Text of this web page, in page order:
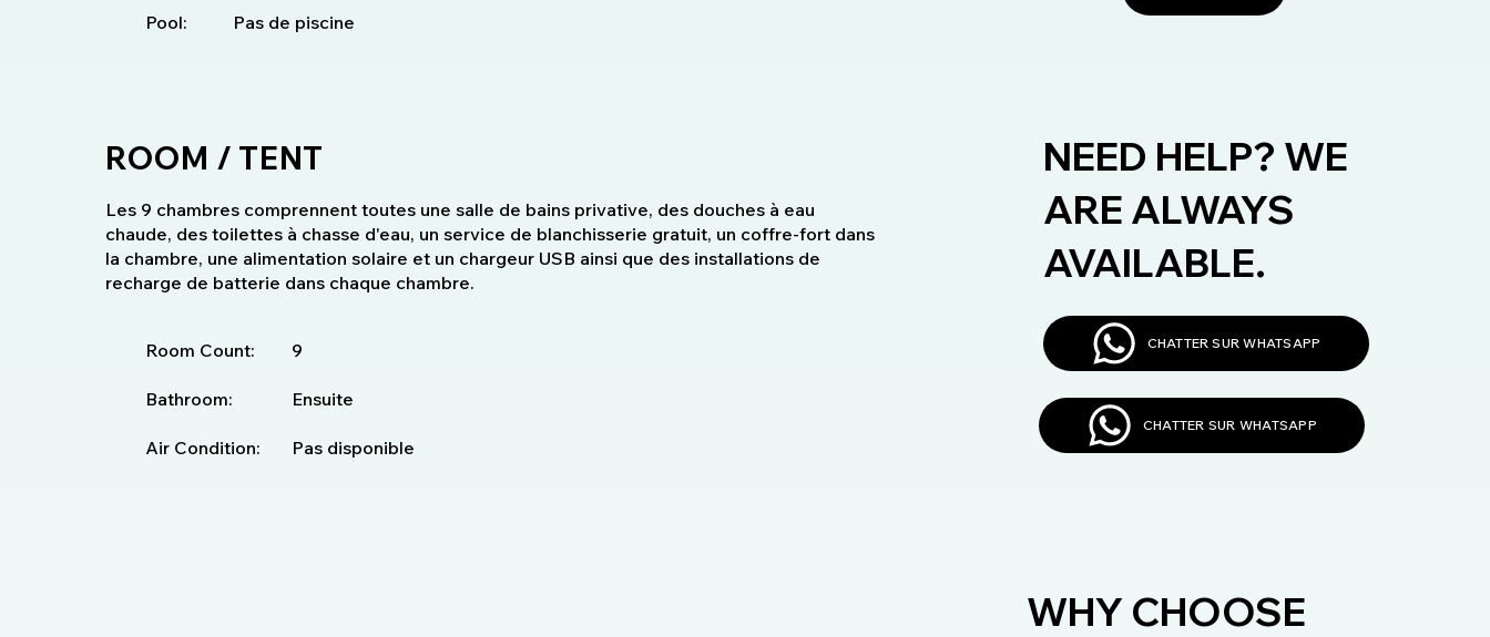
Pool: Pas de piscine
ROOM / TENT
Les 9 chambres comprennent toutes une salle de bains privative, des douches à eau
chaude, des toilettes à chasse d'eau, un service de blanchisserie gratuit, un coffre-fort dans
la chambre, une alimentation solaire et un chargeur USB ainsi que des installations de
recharge de batterie dans chaque chambre.
Room Count: 9
Bathroom: Ensuite
Air Condition: Pas disponible
NEED HELP? WE
ARE ALWAYS
AVAILABLE.
CHATTER SUR WHATSAPP
CHATTER SUR WHATSAPP
WHY CHOOSE